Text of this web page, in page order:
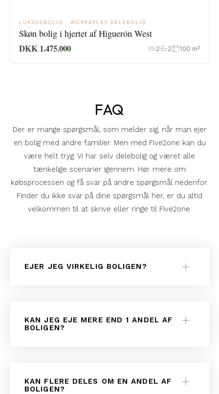
LUKSUSBOLIG · WORK&PLAY DELEBOLIG
Skøn bolig i hjertet af Higuerón West
DKK 1.475.000 2 2 100 m²
FAQ
Der er mange spørgsmål, som melder sig, når man ejer
en bolig med andre familier. Men med Five2one kan du
være helt tryg. Vi har selv delebolig og været alle
tænkelige scenarier igennem. Hør mere om
købsprocessen og få svar på andre spørgsmål nedenfor.
Finder du ikke svar på dine spørgsmål her, er du altid
velkommen til at skrive eller ringe til Five2one.
EJER JEG VIRKELIG BOLIGEN?
KAN JEG EJE MERE END 1 ANDEL AF
BOLIGEN?
KAN FLERE DELES OM EN ANDEL AF
BOLIGEN?